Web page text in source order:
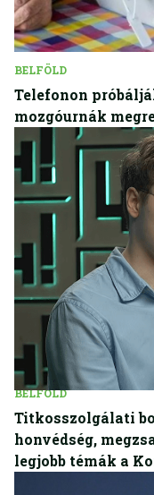
BELFÖLD
Telefonon
mozgóurnák
BELFÖLD
Titkosszolgálati
honvédség,
legjobb témák a